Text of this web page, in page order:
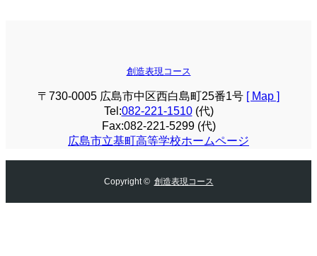
創造表現コース
〒730-0005 広島市中区西白島町25番1号 [ Map ]
Tel:082-221-1510(代)
Fax:082-221-5299 (代)
広島市立基町高等学校ホームページ
Copyright © 創造表現コース